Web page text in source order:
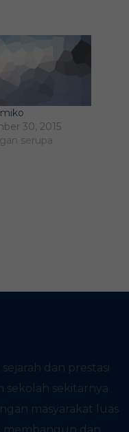
30, 2015
serupa
dan prestasi
sekitarnya
masyarakat luas